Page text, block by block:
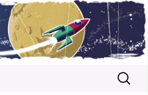
Buscar: